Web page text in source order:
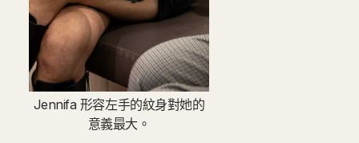
Jennifa 形容左手的紋身對她的
意義最大。